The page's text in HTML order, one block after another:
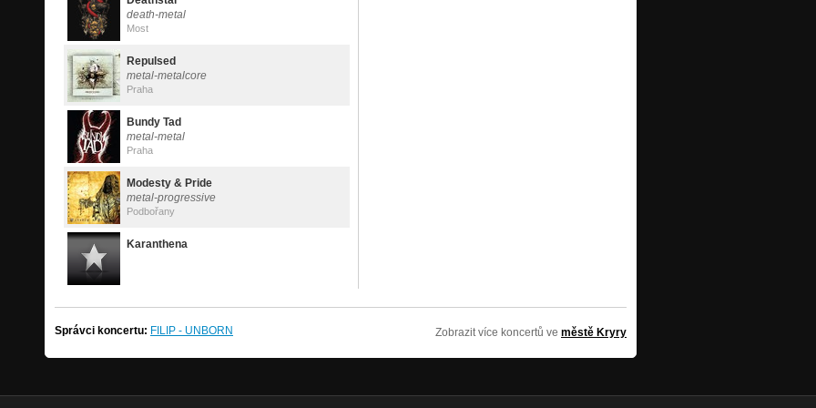
death-metal
Most
Repulsed
metal-metalcore
Praha
Bundy Tad
metal-metal
Praha
Modesty & Pride
metal-progressive
Podbořany
Karanthena
Správci koncertu: FILIP - UNBORN Zobrazit více koncertů ve městě Kryry